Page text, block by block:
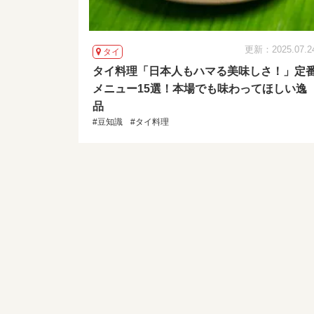
タイ 更新：
タイ料理「日本人もハマる美味しさ！」定
メニュー15選！本場でも味わってほしい逸
品
#豆知識 #タイ料理